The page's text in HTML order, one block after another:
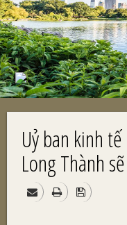
Uỷ ban kinh
Long Thành